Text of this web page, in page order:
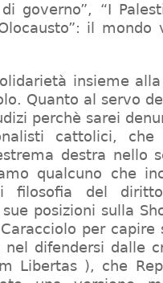
governo”, “I
il mondo
insieme
Quanto al servo
perchè sarei
cattolici,
destra nello
qualcuno che
filosofia del
posizioni sulla
per
nel difendersi dalle
Libertas ), che